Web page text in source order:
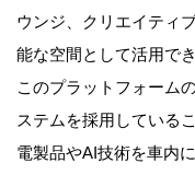
ウンジ、クリエイティ
能な空間として活用で
このプラットフォーム
ステムを採用している
電製品やAI技術を車内